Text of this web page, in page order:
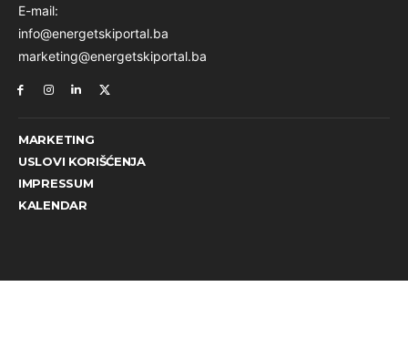
E-mail:
info@energetskiportal.ba
marketing@energetskiportal.ba
MARKETING
USLOVI KORIŠĆENJA
IMPRESSUM
KALENDAR